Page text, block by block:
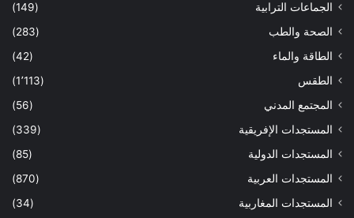
الجماعات الترابية
(149)
الصحة والطب
(283)
الطاقة والماء
(42)
الطقس
(1٬113)
المجتمع المدني
(56)
المستجدات الإفريقية
(339)
المستجدات الدولية
(85)
المستجدات العربية
(870)
المستجدات المغاربية
(34)